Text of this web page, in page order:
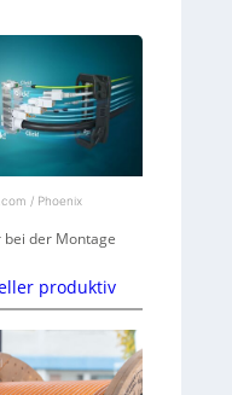
/ Phoenix
der Montage
produktiv